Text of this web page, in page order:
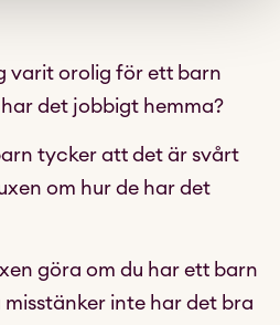
varit orolig för ett barn
det jobbigt hemma?
tycker att det är svårt
om hur de har det
göra om du har ett barn
misstänker inte har det bra